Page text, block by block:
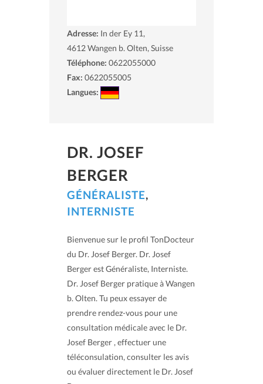
Adresse: In der Ey 11,
4612Wangen b. Olten, Suisse
Téléphone: 0622055000
Fax: 0622055005
Langues:
DR. JOSEF
BERGER
GÉNÉRALISTE,
INTERNISTE
Bienvenue sur le profil TonDocteur
du Dr. Josef Berger. Dr. Josef
Berger est Généraliste, Interniste.
Dr. Josef Berger pratique à Wangen
b. Olten. Tu peux essayer de
prendre rendez-vous pour une
consultation médicale avec le Dr.
Josef Berger , effectuer une
téléconsulation, consulter les avis
ou évaluer directement le Dr. Josef